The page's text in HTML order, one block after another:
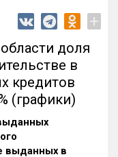
+
доля
в
кредитов
(графики)
выданных в